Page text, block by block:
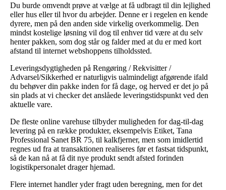
Du burde omvendt prøve at vælge at få udbragt til din lejlighed
eller hus eller til hvor du arbejder. Denne er i regelen en kende
dyrere, men på den anden side virkelig overkommelig. Den
mindst kostelige løsning vil dog til enhver tid være at du selv
henter pakken, som dog står og falder med at du er med kort
afstand til internet webshoppens tilholdssted.
Leveringsdygtigheden på Rengøring / Rekvisitter /
Advarsel/Sikkerhed er naturligvis ualmindeligt afgørende ifald
du behøver din pakke inden for få dage, og herved er det jo på
sin plads at vi checker det anslåede leveringstidspunkt ved den
aktuelle vare.
De fleste online varehuse tilbyder muligheden for dag-til-dag
levering på en række produkter, eksempelvis Etiket, Tana
Professional Sanet BR 75, til kalkfjerner, men som imidlertid
regnes ud fra at transaktionen realiseres før et fastsat tidspunkt,
så de kan nå at få dit nye produkt sendt afsted forinden
logistikpersonalet drager hjemad.
Flere internet handler yder fragt uden beregning, men for det